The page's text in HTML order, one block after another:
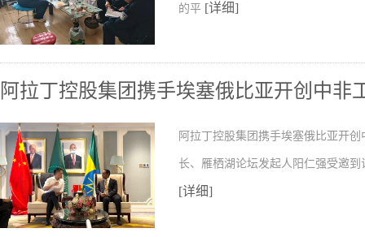
的平 [详细]
阿拉丁控股集团携手埃塞俄比亚开创中非
阿拉丁控股集团携手埃塞俄比亚开
长、雁栖湖论坛发起人阳仁强受邀
[详细]